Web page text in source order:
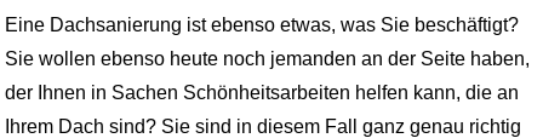
Eine Dachsanierung ist ebenso etwas, was Sie beschäftigt?
Sie wollen ebenso heute noch jemanden an der Seite haben,
der Ihnen in Sachen Schönheitsarbeiten helfen kann, die an
Ihrem Dach sind? Sie sind in diesem Fall ganz genau richtig